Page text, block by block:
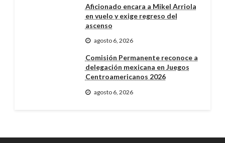
Aficionado encara a Mikel Arriola
en vuelo y exige regreso del
ascenso
agosto 6, 2026
Comisión Permanente reconoce a
delegación mexicana en Juegos
Centroamericanos 2026
agosto 6, 2026